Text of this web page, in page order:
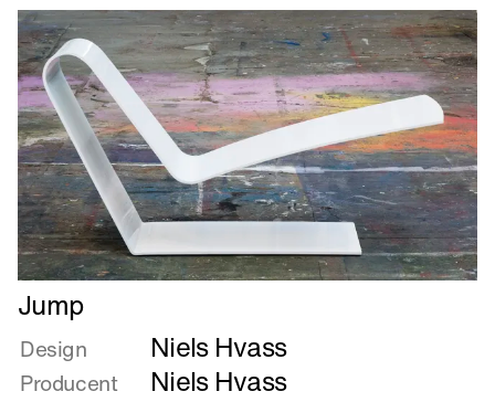
out
than
to
fade
away
Læs
mere
om
Jump
Jump
Design Niels Hvass
Producent Niels Hvass